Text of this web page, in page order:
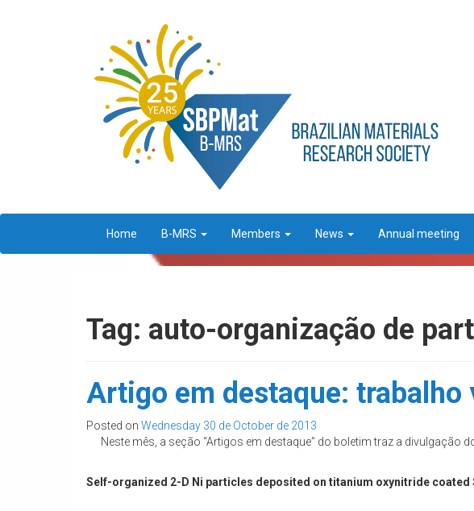
Home B-MRS Members News Annual meeting
Tag: auto-organização de
Artigo em destaque: trabalho
Posted on Wednesday 30 de October de 2013
Neste mês, a seção “Artigos em destaque” do boletim traz a
Self-organized 2-D Ni particles deposited on titanium oxynitride coated